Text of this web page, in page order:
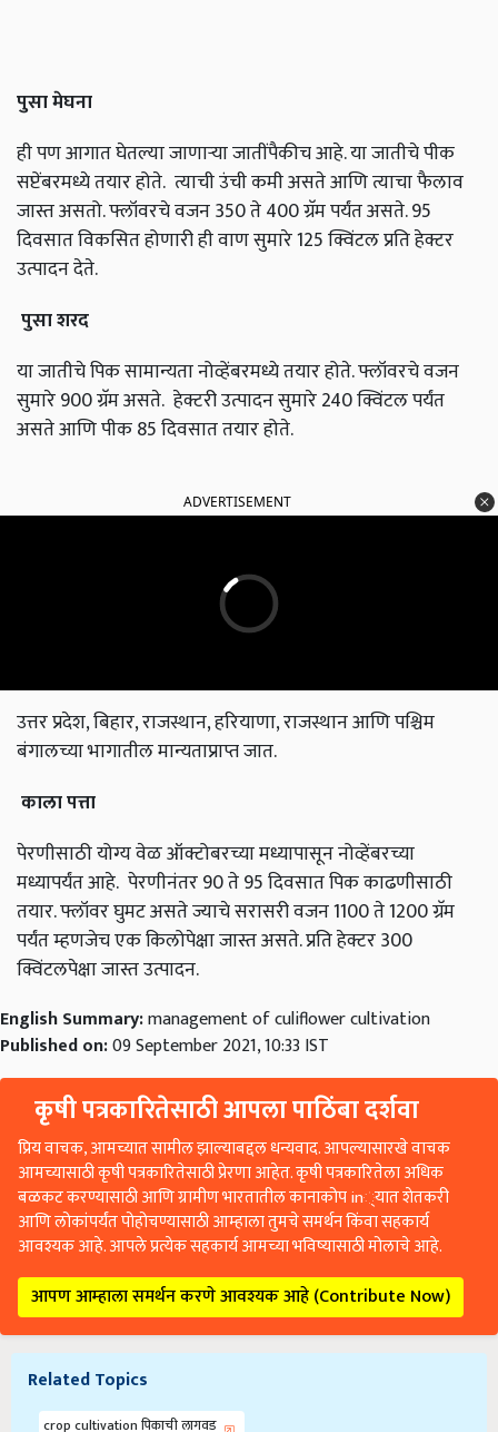
पुसामेघना
ही पण आगात घेतल्या जाणाऱ्या जातींपैकीच आहे. या जातीचे पीक
सप्टेंबरमध्ये तयार होते. त्याची उंची कमी असते आणि त्याचा फैलाव
जास्त असतो. फ्लॉवरचे वजन 350 ते 400 ग्रॅम पर्यंत असते. 95
दिवसात विकसित होणारी ही वाण सुमारे 125 क्विंटल प्रति हेक्टर
उत्पादन देते.
पुसाशरद
या जातीचे पिक सामान्यता नोव्हेंबरमध्ये तयार होते. फ्लॉवरचे वजन
सुमारे 900 ग्रॅम असते. हेक्टरी उत्पादन सुमारे 240 क्विंटल पर्यंत
असते आणि पीक 85 दिवसात तयार होते.
ADVERTISEMENT
उत्तर प्रदेश, बिहार, राजस्थान, हरियाणा, राजस्थान आणि पश्चिम
बंगालच्या भागातील मान्यताप्राप्त जात.
कालापत्ता
पेरणीसाठी योग्य वेळ ऑक्टोबरच्या मध्यापासून नोव्हेंबरच्या
मध्यापर्यंत आहे. पेरणीनंतर 90 ते 95 दिवसात पिक काढणीसाठी
तयार. फ्लॉवर घुमट असते ज्याचे सरासरी वजन 1100 ते 1200 ग्रॅम
पर्यंत म्हणजेच एक किलोपेक्षा जास्त असते. प्रति हेक्टर 300
क्विंटलपेक्षा जास्त उत्पादन.
English Summary:management of culiflower cultivation
Published on:09 September 2021, 10:33 IST
कृषी पत्रकारितेसाठी आपला पाठिंबा दर्शवा
प्रिय वाचक, आमच्यात सामील झाल्याबद्दल धन्यवाद. आपल्यासारखे वाचक
आमच्यासाठी कृषी पत्रकारितेसाठी प्रेरणा आहेत. कृषी पत्रकारितेला अधिक
बळकट करण्यासाठी आणि ग्रामीण भारतातील कानाकोप in्यात शेतकरी
आणि लोकांपर्यंत पोहोचण्यासाठी आम्हाला तुमचे समर्थन किंवा सहकार्य
आवश्यक आहे. आपले प्रत्येक सहकार्य आमच्या भविष्यासाठी मोलाचे आहे.
आपण आम्हाला समर्थन करणे आवश्यक आहे (Contribute Now)
Related Topics
crop cultivation पिकाची लागवड